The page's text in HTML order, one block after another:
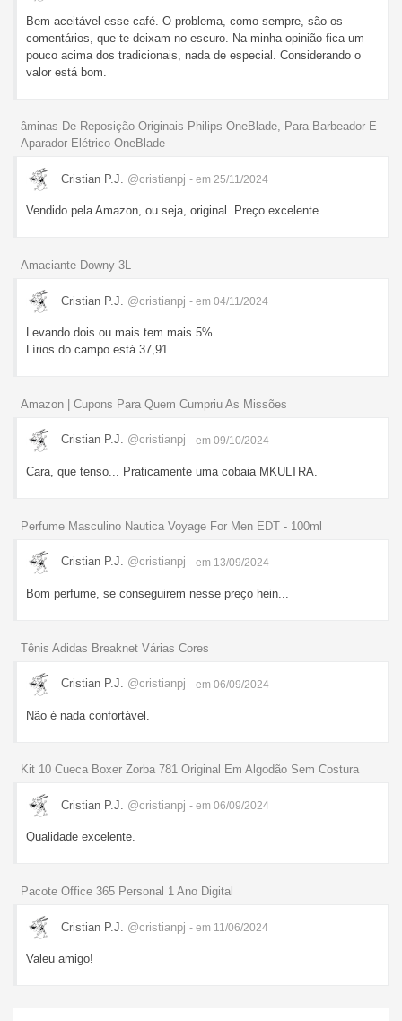
Bem aceitável esse café. O problema, como sempre, são os
comentários, que te deixam no escuro. Na minha opinião fica um
pouco acima dos tradicionais, nada de especial. Considerando o
valor está bom.
âminas De Reposição Originais Philips OneBlade, Para Barbeador E
Aparador Elétrico OneBlade
Cristian P.J. @cristianpj - em 25/11/2024
Vendido pela Amazon, ou seja, original. Preço excelente.
Amaciante Downy 3L
Cristian P.J. @cristianpj - em 04/11/2024
Levando dois ou mais tem mais 5%.
Lírios do campo está 37,91.
Amazon | Cupons Para Quem Cumpriu As Missões
Cristian P.J. @cristianpj - em 09/10/2024
Cara, que tenso... Praticamente uma cobaia MKULTRA.
Perfume Masculino Nautica Voyage For Men EDT - 100ml
Cristian P.J. @cristianpj - em 13/09/2024
Bom perfume, se conseguirem nesse preço hein...
Tênis Adidas Breaknet Várias Cores
Cristian P.J. @cristianpj - em 06/09/2024
Não é nada confortável.
Kit 10 Cueca Boxer Zorba 781 Original Em Algodão Sem Costura
Cristian P.J. @cristianpj - em 06/09/2024
Qualidade excelente.
Pacote Office 365 Personal 1 Ano Digital
Cristian P.J. @cristianpj - em 11/06/2024
Valeu amigo!